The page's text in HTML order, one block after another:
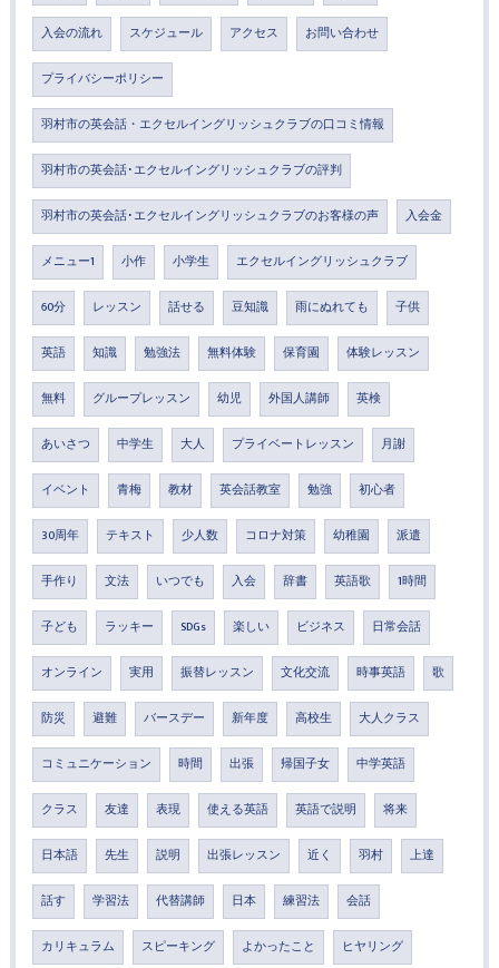
入会の流れ スケジュール アクセス お問い合わせ
プライバシーポリシー
羽村市の英会話・エクセルイングリッシュクラブの口コミ情報
羽村市の英会話･エクセルイングリッシュクラブの評判
羽村市の英会話･エクセルイングリッシュクラブのお客様の声 入会金
メニュー1 小作 小学生 エクセルイングリッシュクラブ
60分 レッスン 話せる 豆知識 雨にぬれても 子供
英語 知識 勉強法 無料体験 保育園 体験レッスン
無料 グループレッスン 幼児 外国人講師 英検
あいさつ 中学生 大人 プライベートレッスン 月謝
イベント 青梅 教材 英会話教室 勉強 初心者
30周年 テキスト 少人数 コロナ対策 幼稚園 派遣
手作り 文法 いつでも 入会 辞書 英語歌 1時間
子ども ラッキー SDGs 楽しい ビジネス 日常会話
オンライン 実用 振替レッスン 文化交流 時事英語 歌
防災 避難 バースデー 新年度 高校生 大人クラス
コミュニケーション 時間 出張 帰国子女 中学英語
クラス 友達 表現 使える英語 英語で説明 将来
日本語 先生 説明 出張レッスン 近く 羽村 上達
話す 学習法 代替講師 日本 練習法 会話
カリキュラム スピーキング よかったこと ヒヤリング